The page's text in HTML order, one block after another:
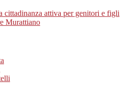
cittadinanza attiva per genitori e figli
Murattiano